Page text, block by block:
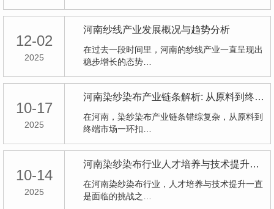
12-02
2025
河南纱线产业发展概况与趋势分析
在过去一段时间里，河南的纱线产业一直呈现出
稳步增长的态势…
10-17
2025
河南染纱染布产业链条解析: 从原料到终端市场
在河南，染纱染布产业链条错综复杂，从原料到
终端市场一环扣…
10-14
2025
河南染纱染布行业人才培养与技术提升挑战
在河南染纱染布行业，人才培养与技术提升一直
是面临的挑战之…